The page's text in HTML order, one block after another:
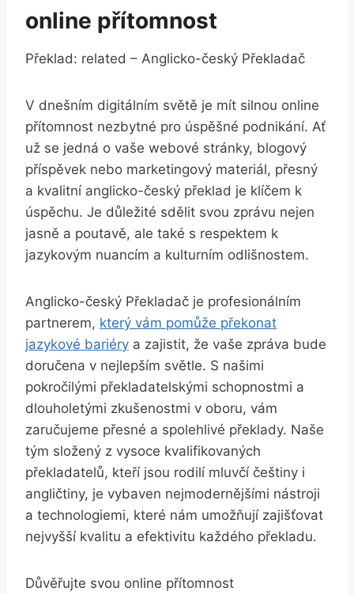
online přítomnost
Překlad: related – Anglicko-český Překladač
V dnešním digitálním světě je mít silnou online
přítomnost nezbytné pro úspěšné podnikání. Ať
už se jedná o vaše webové stránky, blogový
příspěvek nebo marketingový materiál, přesný
a kvalitní anglicko-český překlad je klíčem k
úspěchu. Je důležité sdělit svou zprávu nejen
jasně a poutavě, ale také s respektem k
jazykovým nuancím a kulturním odlišnostem.
Anglicko-český Překladač je profesionálním
partnerem, který vám pomůže překonat
jazykové bariéry a zajistit, že vaše zpráva bude
doručena v nejlepším světle. S našimi
pokročilými překladatelskými schopnostmi a
dlouholetými zkušenostmi v oboru, vám
zaručujeme přesné a spolehlivé překlady. Naše
tým složený z vysoce kvalifikovaných
překladatelů, kteří jsou rodilí mluvčí češtiny i
angličtiny, je vybaven nejmodernějšími nástroji
a technologiemi, které nám umožňují zajišťovat
nejvyšší kvalitu a efektivitu každého překladu.
Důvěřujte svou online přítomnost